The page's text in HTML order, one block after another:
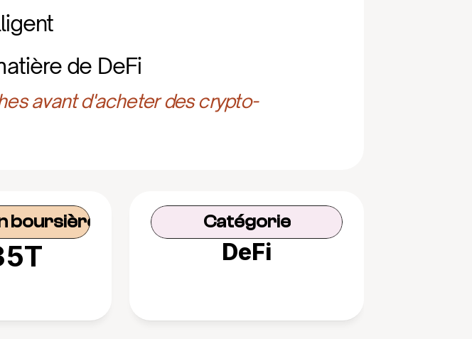
de DeFi
avant d'acheter des crypto-
boursière Catégorie
DeFi